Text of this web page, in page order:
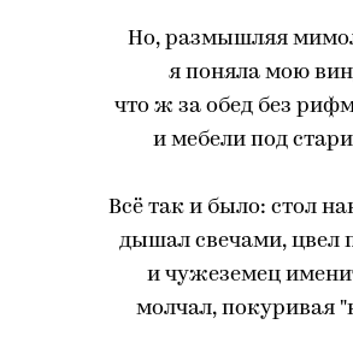
Но, размышляя
я поняла мою
что ж за обед без
и мебели под
Всё так и было: стол
дышал свечами, цвел
и чужеземец
молчал, покуривая